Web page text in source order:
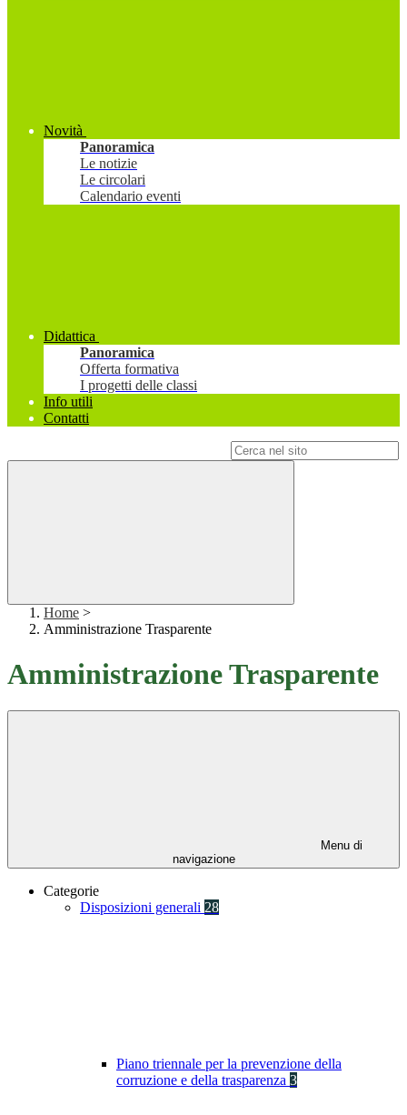
Novità
Panoramica
Le notizie
Le circolari
Calendario eventi
Didattica
Panoramica
Offerta formativa
I progetti delle classi
Info utili
Contatti
Home >
Amministrazione Trasparente
Amministrazione Trasparente
Menu di
navigazione
Categorie
Disposizioni generali 28
Piano triennale per la prevenzione della
corruzione e della trasparenza 3